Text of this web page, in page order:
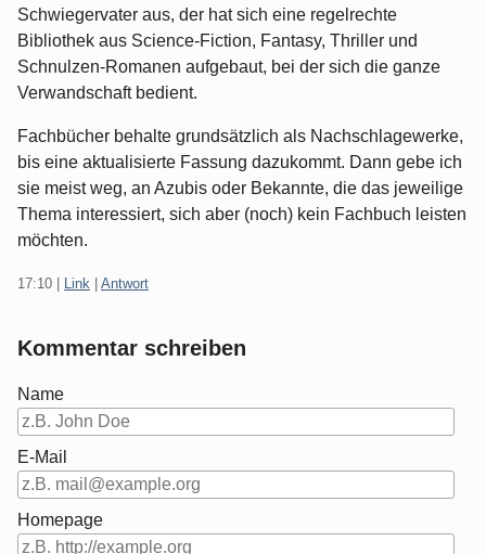
Schwiegervater aus, der hat sich eine regelrechte
Bibliothek aus Science-Fiction, Fantasy, Thriller und
Schnulzen-Romanen aufgebaut, bei der sich die ganze
Verwandschaft bedient.
Fachbücher behalte grundsätzlich als Nachschlagewerke,
bis eine aktualisierte Fassung dazukommt. Dann gebe ich
sie meist weg, an Azubis oder Bekannte, die das jeweilige
Thema interessiert, sich aber (noch) kein Fachbuch leisten
möchten.
17:10 Link Antwort
Kommentar schreiben
Name
E-Mail
Homepage